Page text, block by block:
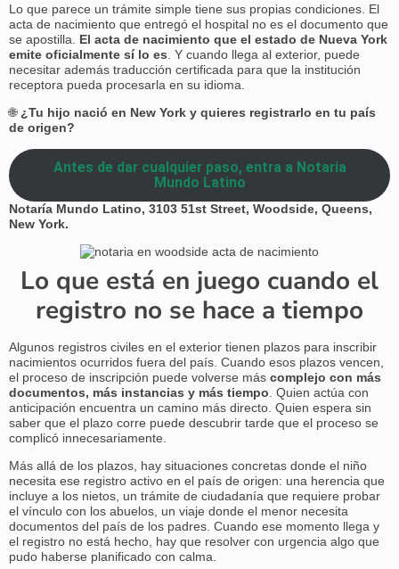
Lo que parece un trámite simple tiene sus propias condiciones. El
acta de nacimiento que entregó el hospital no es el documento que
se apostilla. El acta de nacimiento que el estado de Nueva York
emite oficialmente sí lo es . Y cuando llega al exterior, puede
necesitar además traducción certificada para que la institución
receptora pueda procesarla en su idioma.
🌐 ¿Tu hijo nació en New York y quieres registrarlo en tu país
de origen?
Antes de dar cualquier paso, entra a Notaria
Mundo Latino
Notaría Mundo Latino, 3103 51st Street, Woodside, Queens,
New York.
Lo que está en juego cuando el
registro no se hace a tiempo
Algunos registros civiles en el exterior tienen plazos para inscribir
nacimientos ocurridos fuera del país. Cuando esos plazos vencen,
el proceso de inscripción puede volverse más complejo con más
documentos, más instancias y más tiempo . Quien actúa con
anticipación encuentra un camino más directo. Quien espera sin
saber que el plazo corre puede descubrir tarde que el proceso se
complicó innecesariamente.
Más allá de los plazos, hay situaciones concretas donde el niño
necesita ese registro activo en el país de origen: una herencia que
incluye a los nietos, un trámite de ciudadanía que requiere probar
el vínculo con los abuelos, un viaje donde el menor necesita
documentos del país de los padres. Cuando ese momento llega y
el registro no está hecho, hay que resolver con urgencia algo que
pudo haberse planificado con calma.